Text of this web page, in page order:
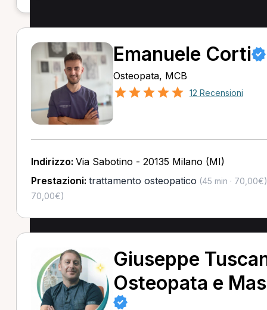
Emanuele Corti
Osteopata, MCB
12 Recensioni
Indirizzo: Via Sabotino - 20135 Milano (MI)
Prestazioni: trattamento osteopatico (45 min · 70,00€)
70,00€)
Giuseppe
Osteopata e